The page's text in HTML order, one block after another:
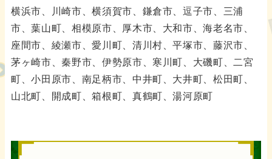
横浜市、川崎市、横須賀市、鎌倉市、逗子市、三浦
市、葉山町、相模原市、厚木市、大和市、海老名市、
座間市、綾瀬市、愛川町、清川村、平塚市、藤沢市、
茅ヶ崎市、秦野市、伊勢原市、寒川町、大磯町、二宮
町、小田原市、南足柄市、中井町、大井町、松田町、
山北町、開成町、箱根町、真鶴町、湯河原町